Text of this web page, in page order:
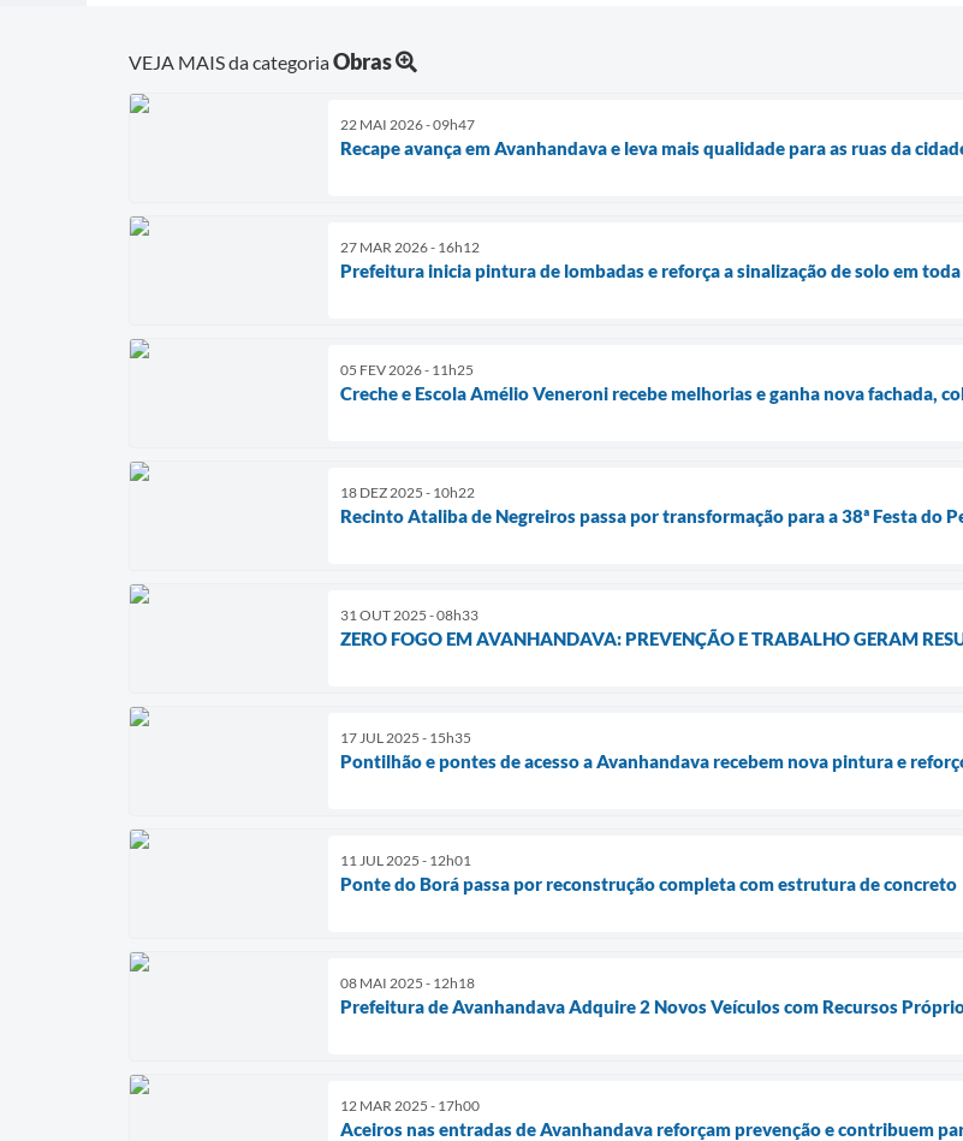
VEJA MAIS da categoriaObras
22 MAI 2026 - 09h47
Recape avança em Avanhandava e leva mais qualidade para as ruas da
27 MAR 2026 - 16h12
Prefeitura inicia pintura de lombadas e reforça a sinalização de solo em toda
05 FEV 2026 - 11h25
Creche e Escola Amélio Veneroni recebe melhorias e ganha nova fachada,
18 DEZ 2025 - 10h22
Recinto Ataliba de Negreiros passa por transformação para a 38ª Festa do
31 OUT 2025 - 08h33
ZERO FOGO EM AVANHANDAVA: PREVENÇÃO E TRABALHO GERAM
17 JUL 2025 - 15h35
Pontilhão e pontes de acesso a Avanhandava recebem nova pintura e
11 JUL 2025 - 12h01
Ponte do Borá passa por reconstrução completa com estrutura de concreto
08 MAI 2025 - 12h18
Prefeitura de Avanhandava Adquire 2 Novos Veículos com Recursos
12 MAR 2025 - 17h00
Aceiros nas entradas de Avanhandava reforçam prevenção e contribuem